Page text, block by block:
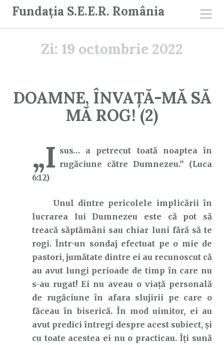
Fundația S.E.E.R. România
Zi: 19 octombrie 2022
DOAMNE, ÎNVAȚĂ-MĂ SĂ
MĂ ROG! (2)
„I sus… a petrecut toată noaptea în
rugăciune către Dumnezeu.” (Luca
6:12)
Unul dintre pericolele implicării în
lucrarea lui Dumnezeu este că pot să
treacă săptămâni sau chiar luni fără să te
rogi. Într-un sondaj efectuat pe o mie de
pastori, jumătate dintre ei au recunoscut că
au avut lungi perioade de timp în care nu
s-au rugat! Ei nu aveau o viață personală
de rugăciune în afara slujirii pe care o
făceau în biserică. În mod uimitor, ei au
avut predici întregi despre acest subiect, și
cu toate acestea ei nu o practicau. Îți sună